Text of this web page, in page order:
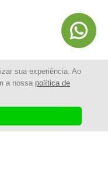
sua experiência. Ao
a nossa política de
| Todos os Direitos